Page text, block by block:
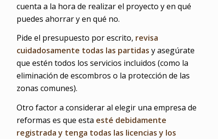
cuenta a la hora de realizar el proyecto y en qué
puedes ahorrar y en qué no.
Pide el presupuesto por escrito, revisa
cuidadosamente todas las partidas y asegúrate
que estén todos los servicios incluidos (como la
eliminación de escombros o la protección de las
zonas comunes).
Otro factor a considerar al elegir una empresa de
reformas es que esta esté debidamente
registrada y tenga todas las licencias y los